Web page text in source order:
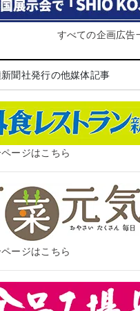
すべての企画広告
聞社発行の他媒体記事
ージはこちら
ージはこちら